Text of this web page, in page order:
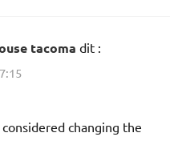
tacoma dit :
changing the